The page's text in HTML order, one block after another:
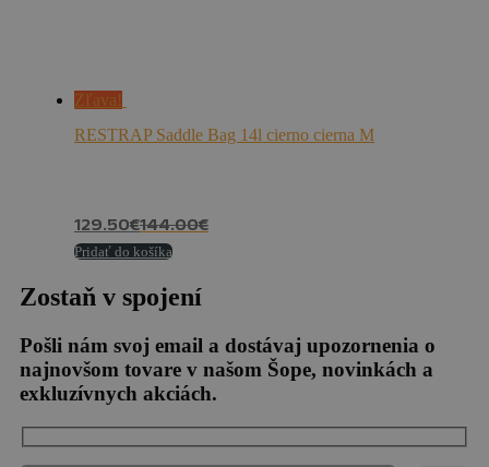
Zľava!
RESTRAP Saddle Bag 14l cierno cierna M
129.50€144.00€
Pridať do košíka
Zostaň v spojení
Pošli nám svoj email a dostávaj upozornenia o
najnovšom tovare v našom Šope, novinkách a
exkluzívnych akciách.